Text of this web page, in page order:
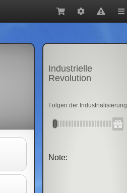
Industrielle
Revolution
Folgen der Industrialisierung
Note: